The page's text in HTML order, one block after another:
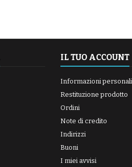
IL TUO ACCOUNT
Informazioni personali
Restituzione prodotto
Ordini
Note di credito
Indirizzi
Buoni
I miei avvisi